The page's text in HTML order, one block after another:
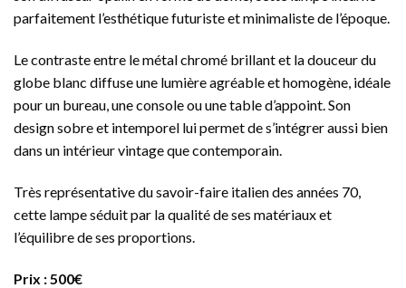
parfaitement l’esthétique futuriste et minimaliste de l’époque.
Le contraste entre le métal chromé brillant et la douceur du
globe blanc diffuse une lumière agréable et homogène, idéale
pour un bureau, une console ou une table d’appoint. Son
design sobre et intemporel lui permet de s’intégrer aussi bien
dans un intérieur vintage que contemporain.
Très représentative du savoir-faire italien des années 70,
cette lampe séduit par la qualité de ses matériaux et
l’équilibre de ses proportions.
Prix : 500€